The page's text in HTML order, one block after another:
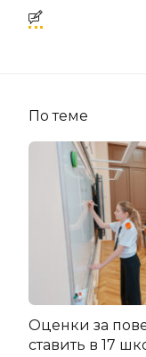
По теме
Оценки за
ставить в 17